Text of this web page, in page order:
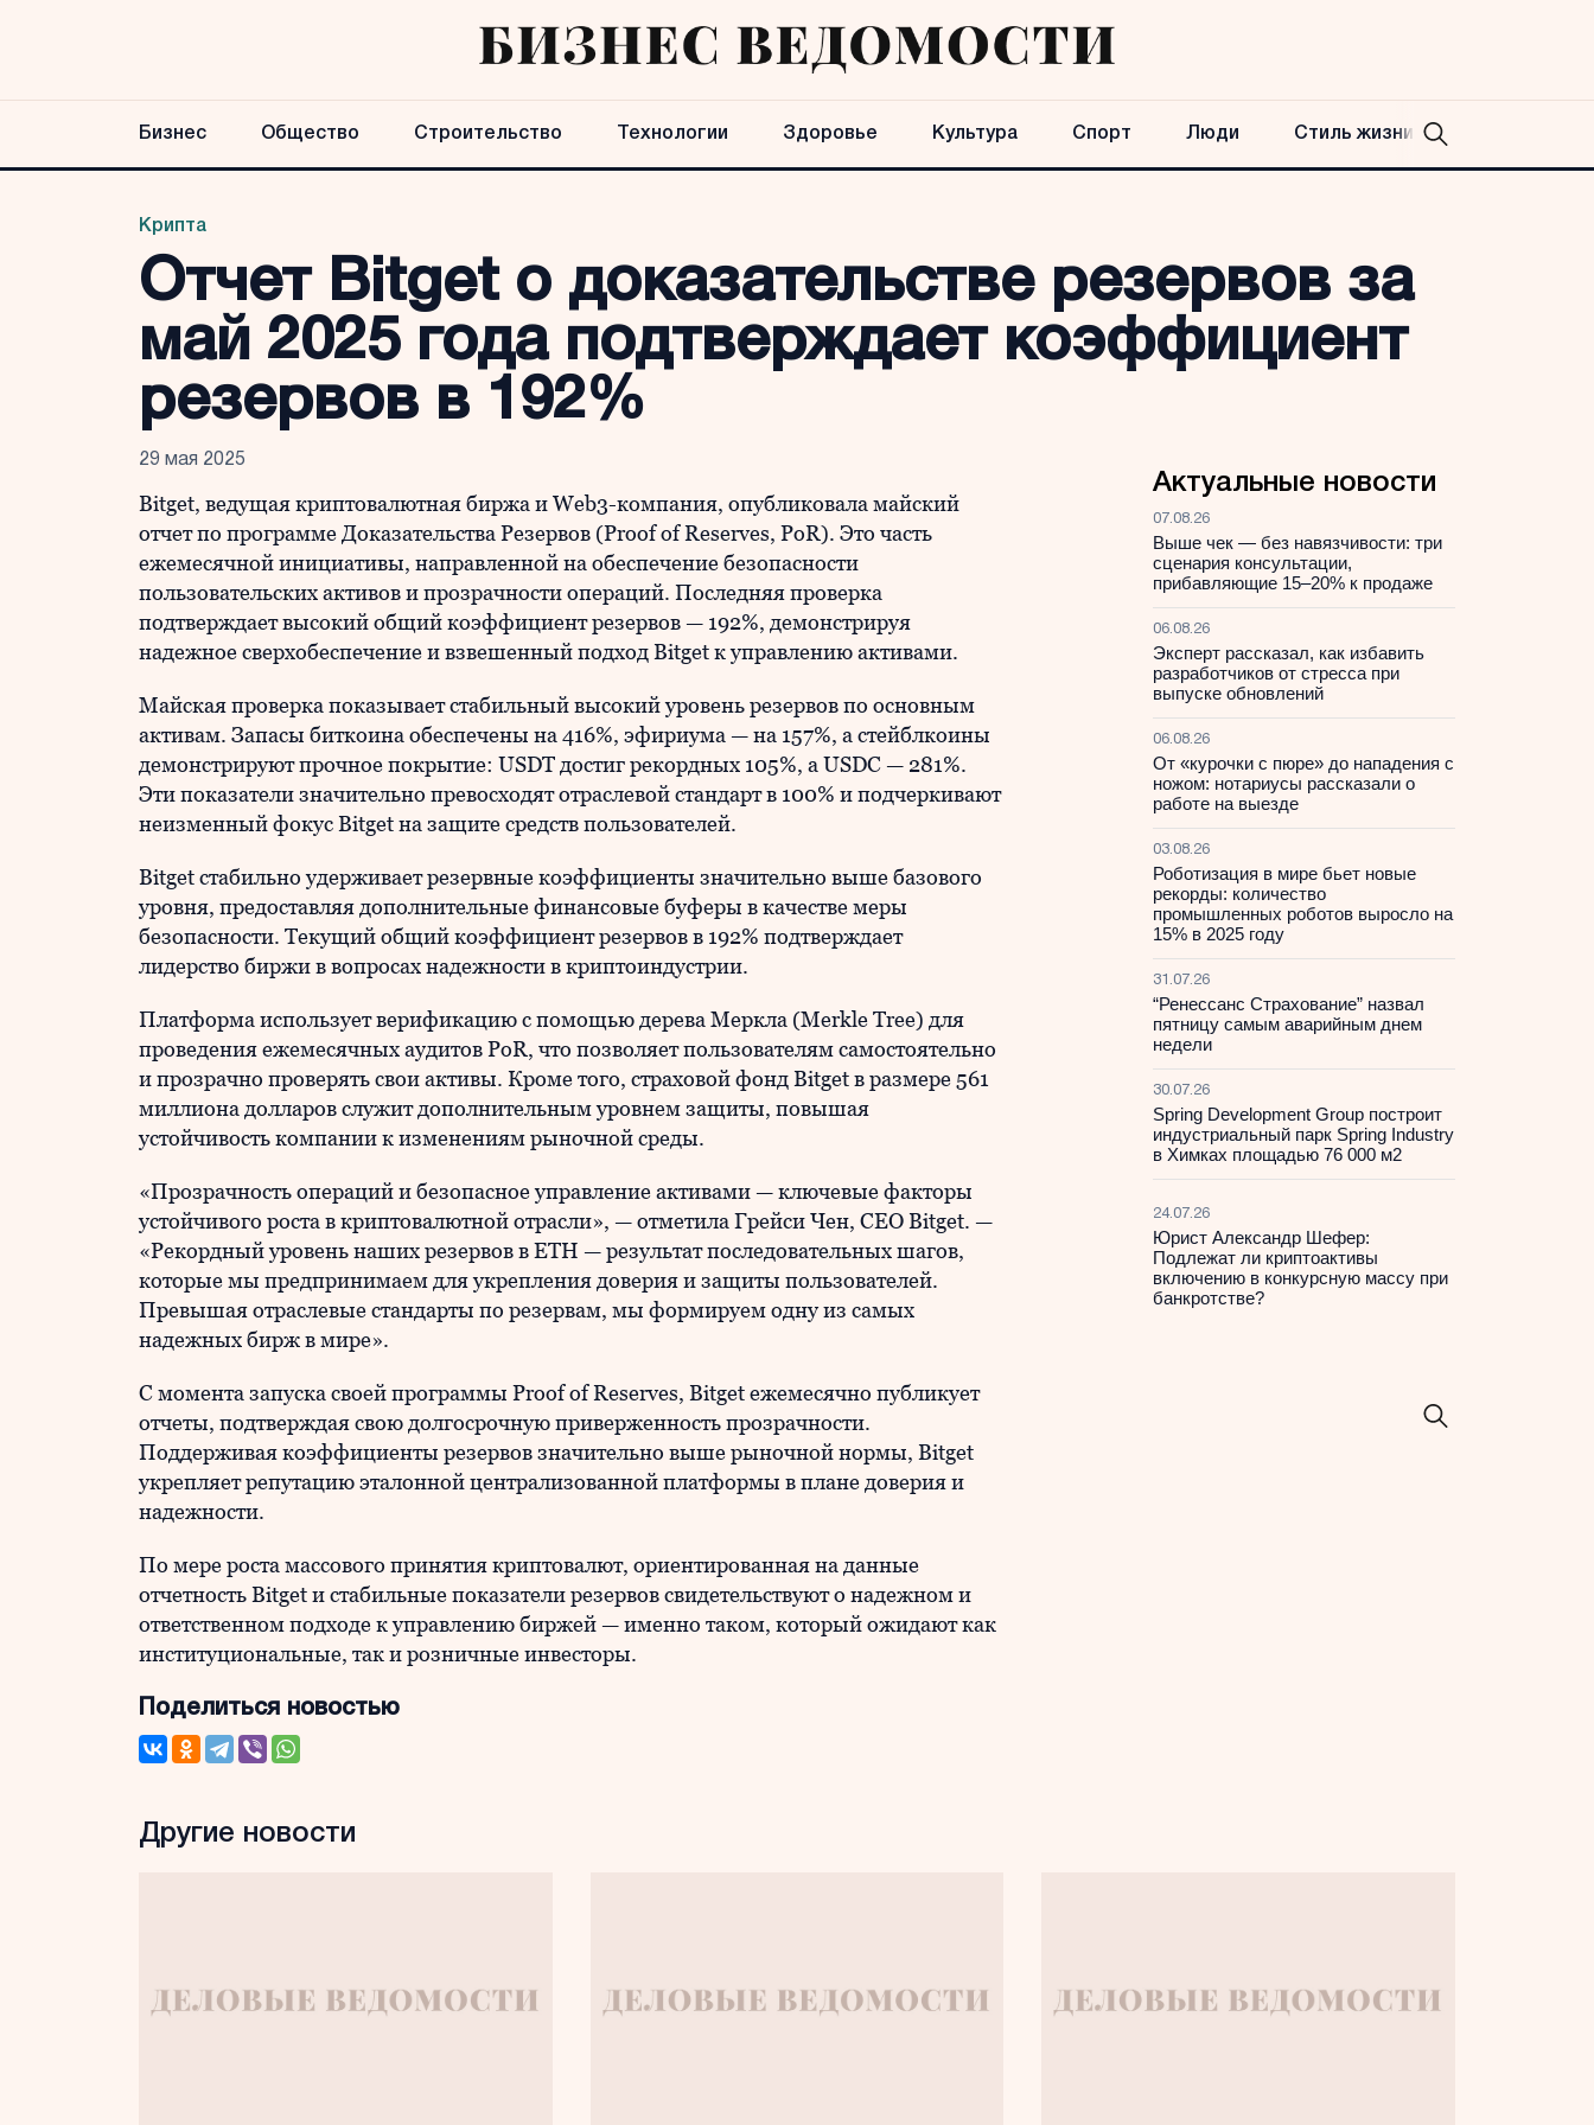
Бизнес Общество Строительство Технологии Здоровье Культура Спорт Люди Стиль жизни
Крипта
Отчет Bitget о доказательстве резервов за
май 2025 года подтверждает коэффициент
резервов в 192%
29 мая 2025
Bitget, ведущая криптовалютная биржа и Web3-компания, опубликовала майский
отчет по программе Доказательства Резервов (Proof of Reserves, PoR). Это часть
ежемесячной инициативы, направленной на обеспечение безопасности
пользовательских активов и прозрачности операций. Последняя проверка
подтверждает высокий общий коэффициент резервов — 192%, демонстрируя
надежное сверхобеспечение и взвешенный подход Bitget к управлению активами.
Майская проверка показывает стабильный высокий уровень резервов по основным
активам. Запасы биткоина обеспечены на 416%, эфириума — на 157%, а стейблкоины
демонстрируют прочное покрытие: USDT достиг рекордных 105%, а USDC — 281%.
Эти показатели значительно превосходят отраслевой стандарт в 100% и подчеркивают
неизменный фокус Bitget на защите средств пользователей.
Bitget стабильно удерживает резервные коэффициенты значительно выше базового
уровня, предоставляя дополнительные финансовые буферы в качестве меры
безопасности. Текущий общий коэффициент резервов в 192% подтверждает
лидерство биржи в вопросах надежности в криптоиндустрии.
Платформа использует верификацию с помощью дерева Меркла (Merkle Tree) для
проведения ежемесячных аудитов PoR, что позволяет пользователям самостоятельно
и прозрачно проверять свои активы. Кроме того, страховой фонд Bitget в размере 561
миллиона долларов служит дополнительным уровнем защиты, повышая
устойчивость компании к изменениям рыночной среды.
«Прозрачность операций и безопасное управление активами — ключевые факторы
устойчивого роста в криптовалютной отрасли», — отметила Грейси Чен, CEO Bitget. —
«Рекордный уровень наших резервов в ETH — результат последовательных шагов,
которые мы предпринимаем для укрепления доверия и защиты пользователей.
Превышая отраслевые стандарты по резервам, мы формируем одну из самых
надежных бирж в мире».
С момента запуска своей программы Proof of Reserves, Bitget ежемесячно публикует
отчеты, подтверждая свою долгосрочную приверженность прозрачности.
Поддерживая коэффициенты резервов значительно выше рыночной нормы, Bitget
укрепляет репутацию эталонной централизованной платформы в плане доверия и
надежности.
По мере роста массового принятия криптовалют, ориентированная на данные
отчетность Bitget и стабильные показатели резервов свидетельствуют о надежном и
ответственном подходе к управлению биржей — именно таком, который ожидают как
институциональные, так и розничные инвесторы.
Поделиться новостью
Актуальные новости
07.08.26
Выше чек — без навязчивости: три
сценария консультации,
прибавляющие 15–20% к продаже
06.08.26
Эксперт рассказал, как избавить
разработчиков от стресса при
выпуске обновлений
06.08.26
От «курочки с пюре» до нападения с
ножом: нотариусы рассказали о
работе на выезде
03.08.26
Роботизация в мире бьет новые
рекорды: количество
промышленных роботов выросло на
15% в 2025 году
31.07.26
“Ренессанс Страхование” назвал
пятницу самым аварийным днем
недели
30.07.26
Spring Development Group построит
индустриальный парк Spring Industry
в Химках площадью 76 000 м2
24.07.26
Юрист Александр Шефер:
Подлежат ли криптоактивы
включению в конкурсную массу при
банкротстве?
Другие новости